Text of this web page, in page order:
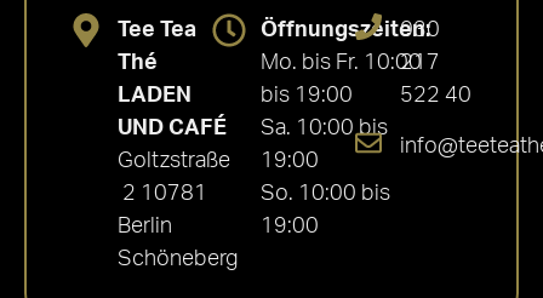
Tee Tea
Thé
LADEN
UND CAFÉ
Goltzstraße
2 10781
Berlin
Schöneberg
Öffnungszeiten:
Mo. bis Fr. 10:00
bis 19:00
Sa. 10:00 bis
19:00
So. 10:00 bis
19:00
030
217
522 40